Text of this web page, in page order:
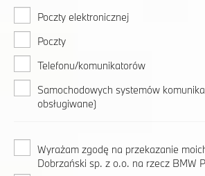
Poczty elektronicznej
Poczty
Telefonu/komunikatorów
Samochodowych systemów
obsługiwane)
Wyrażam zgodę na przekazanie
Dobrzański sp. z o.o. na rzecz BMW